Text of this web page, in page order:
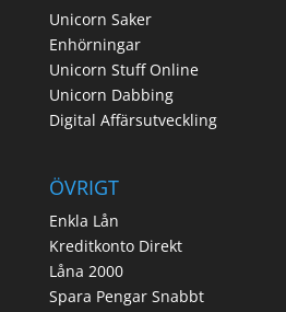
Unicorn Saker
Enhörningar
Unicorn Stuff Online
Unicorn Dabbing
Digital Affärsutveckling
ÖVRIGT
Enkla Lån
Kreditkonto Direkt
Låna 2000
Spara Pengar Snabbt